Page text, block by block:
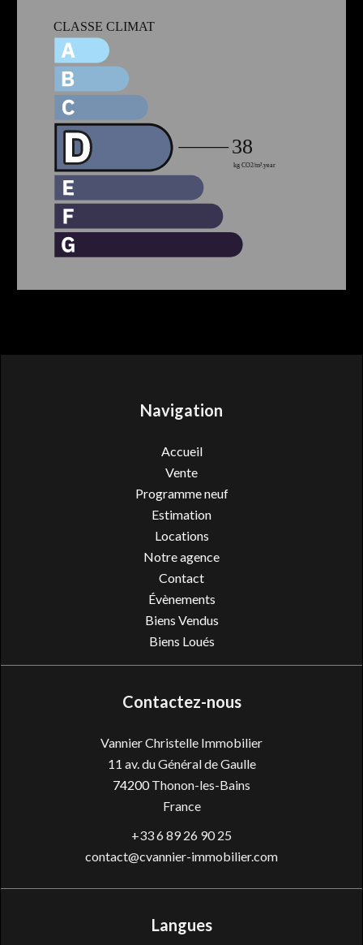
Navigation
Accueil
Vente
Programme neuf
Estimation
Locations
Notre agence
Contact
Évènements
Biens Vendus
Biens Loués
Contactez-nous
Vannier Christelle Immobilier
11 av. du Général de Gaulle
74200Thonon-les-Bains
France
+33 6 89 26 90 25
contact@cvannier-immobilier.com
Langues